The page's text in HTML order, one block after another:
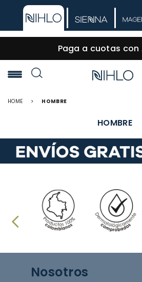
Paga a cuotas con
NIHLO
HOME > HOMBRE
HOMBRE
Nosotros